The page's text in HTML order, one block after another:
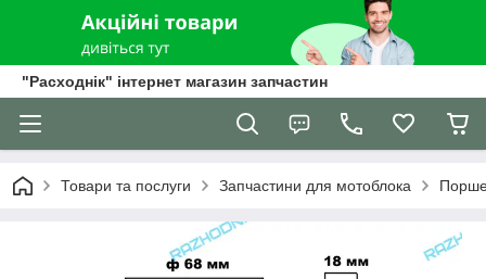
"Расходнік" інтернет магазин запчастин
Товари та послуги Запчастини для мотоблока